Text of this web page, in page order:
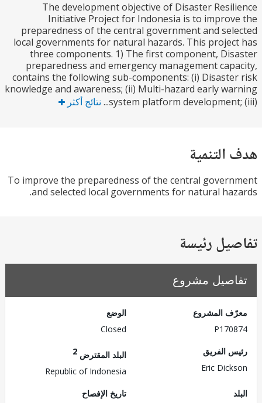
The development objective of Disaster
Initiative Project for Indonesia is to
preparedness of the central government and
local governments for natural hazards. This
three components. 1) The first component,
preparedness and emergency management
contains the following sub-components: (i)
knowledge and awareness; (ii) Multi-hazard early
system platform نتائج أكثر
To improve the preparedness of the central
and selected local governments for natural
رئيسة
مشروع
المشروع
الفريق
Eric
البلد المقترض
Republic of Indonesia
تاريخ الإفصاح